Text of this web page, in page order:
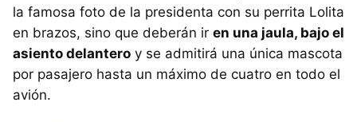
la famosa foto de la presidenta con su perrita Lolita
en brazos, sino que deberán ir en una jaula, bajo el
asiento delantero y se admitirá una única mascota
por pasajero hasta un máximo de cuatro en todo el
avión.